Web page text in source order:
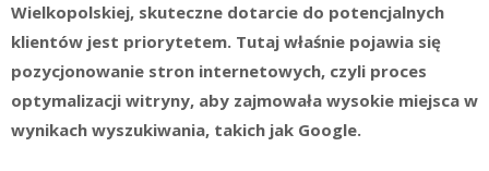
Wielkopolskiej, skuteczne dotarcie do potencjalnych
klientów jest priorytetem. Tutaj właśnie pojawia się
pozycjonowanie stron internetowych, czyli proces
optymalizacji witryny, aby zajmowała wysokie miejsca w
wynikach wyszukiwania, takich jak Google.